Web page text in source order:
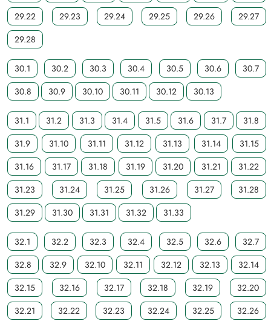
29.22
29.23 29.24 29.25 29.26
29.27
29.28
30.1 30.2 30.3 30.4 30.5 30.6
30.7
30.8
30.9 30.10 30.11 30.12 30.13
31.1 31.2 31.3 31.4 31.5 31.6 31.7
31.8
31.9
31.10 31.11 31.12 31.13 31.14
31.15
31.16
31.17 31.18 31.19 31.20 31.21
31.22
31.23
31.24 31.25 31.26 31.27
31.28
31.29
31.30 31.31 31.32 31.33
32.1 32.2 32.3 32.4 32.5 32.6
32.7
32.8
32.9 32.10 32.11 32.12 32.13
32.14
32.15
32.16 32.17 32.18 32.19
32.20
32.21
32.22 32.23 32.24 32.25
32.26